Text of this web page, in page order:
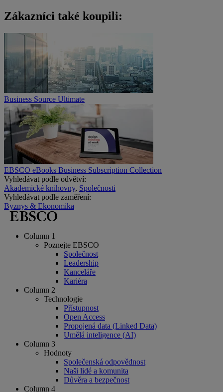
Zákazníci také koupili:
Business Source Ultimate
EBSCO eBooks Business Subscription Collection
Vyhledávat podle odvětví:
Akademické knihovny, Společnosti
Vyhledávat podle zaměření:
Byznys & Ekonomika
Column 1
Poznejte EBSCO
Společnost
Leadership
Kanceláře
Kariéra
Column 2
Technologie
Přístupnost
Open Access
Propojená data (Linked Data)
Umělá inteligence (AI)
Column 3
Hodnoty
Společenská odpovědnost
Naši lidé a komunita
Důvěra a bezpečnost
Column 4